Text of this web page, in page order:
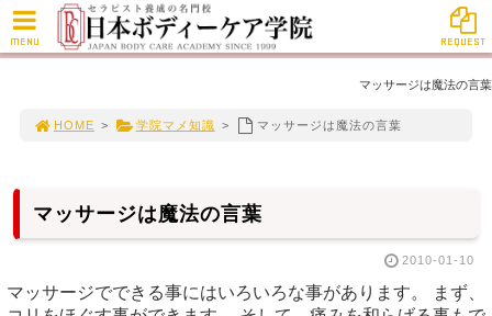
マッサージは魔法の言葉
HOME > 学院マメ知識 > マッサージは魔法の言葉
マッサージは魔法の言葉
2010-01-10
マッサージでできる事にはいろいろな事があります。 まず、
MENU REQUEST